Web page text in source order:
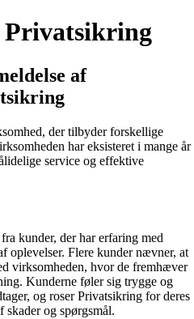
Privatsikring
af
der tilbyder forskellige
har eksisteret i mange år
service og effektive
kunder, der har erfaring med
oplevelser. Flere kunder nævner, at
virksomheden, hvor de fremhæver
Kunderne føler sig trygge og
og roser Privatsikring for deres
og spørgsmål.